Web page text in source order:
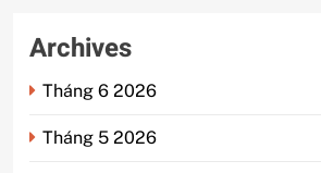
Archives
Tháng 6 2026
Tháng 5 2026